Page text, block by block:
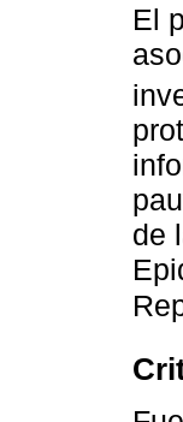
El
de